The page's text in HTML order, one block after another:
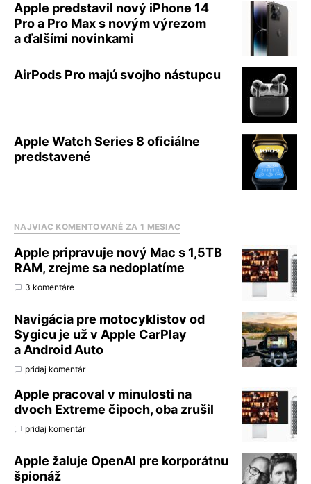
Apple predstavil nový iPhone 14
Pro a Pro Max s novým výrezom
a ďalšími novinkami
AirPods Pro majú svojho nástupcu
Apple Watch Series 8 oficiálne
predstavené
NAJVIAC KOMENTOVANÉ ZA 1 MESIAC
Apple pripravuje nový Mac s 1,5TB
RAM, zrejme sa nedoplatíme
3 komentáre
Navigácia pre motocyklistov od
Sygicu je už v Apple CarPlay
a Android Auto
pridaj komentár
Apple pracoval v minulosti na
dvoch Extreme čipoch, oba zrušil
pridaj komentár
Apple žaluje OpenAI pre korporátnu
špionáž